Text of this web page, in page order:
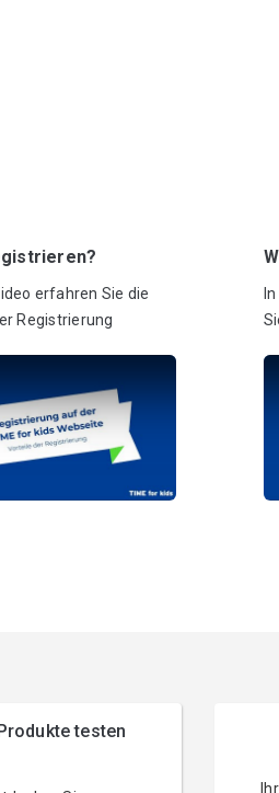
erfahren Sie die
Registrierung
testen